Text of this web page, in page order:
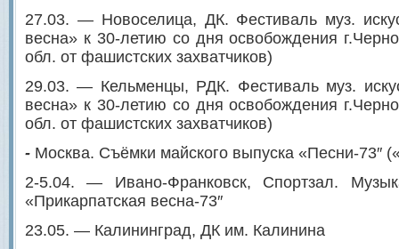
27.03. — Новоселица, ДК. Фестиваль муз.
весна» к 30-летию со дня освобождения
обл. от фашистских захватчиков)
29.03. — Кельменцы, РДК. Фестиваль муз.
весна» к 30-летию со дня освобождения
обл. от фашистских захватчиков)
- Москва. Съёмки майского выпуска «Песни-73″
2-5.04. — Ивано-Франковск, Спортзал.
«Прикарпатская весна-73″
23.05. — Калининград, ДК им. Калинина